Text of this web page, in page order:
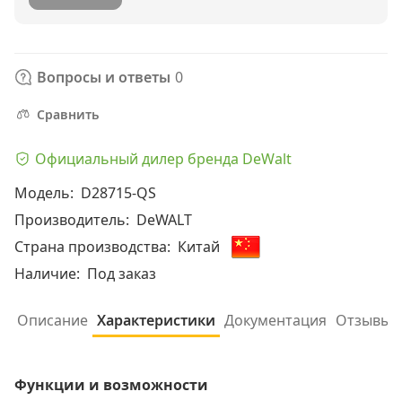
Официальный дилер бренда DeWalt
Модель: D28715-QS
Производитель: DeWALT
Страна производства: Китай
Наличие: Под заказ
Вопросы и ответы 0
Сравнить
Описание Характеристики Документация Отзывы
Функции и возможности